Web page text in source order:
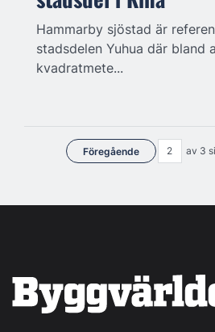
Hammarby sjöstad är
stadsdelen Yuhua där bland
kvadratmete...
Föregående av 3